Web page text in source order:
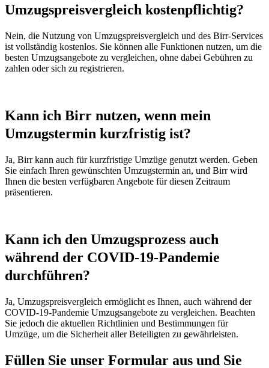
Umzugspreisvergleich kostenpflichtig?
Nein, die Nutzung von Umzugspreisvergleich und des Birr-Services
ist vollständig kostenlos. Sie können alle Funktionen nutzen, um die
besten Umzugsangebote zu vergleichen, ohne dabei Gebühren zu
zahlen oder sich zu registrieren.
Kann ich Birr nutzen, wenn mein
Umzugstermin kurzfristig ist?
Ja, Birr kann auch für kurzfristige Umzüge genutzt werden. Geben
Sie einfach Ihren gewünschten Umzugstermin an, und Birr wird
Ihnen die besten verfügbaren Angebote für diesen Zeitraum
präsentieren.
Kann ich den Umzugsprozess auch
während der COVID-19-Pandemie
durchführen?
Ja, Umzugspreisvergleich ermöglicht es Ihnen, auch während der
COVID-19-Pandemie Umzugsangebote zu vergleichen. Beachten
Sie jedoch die aktuellen Richtlinien und Bestimmungen für
Umzüge, um die Sicherheit aller Beteiligten zu gewährleisten.
Füllen Sie unser Formular aus und Sie